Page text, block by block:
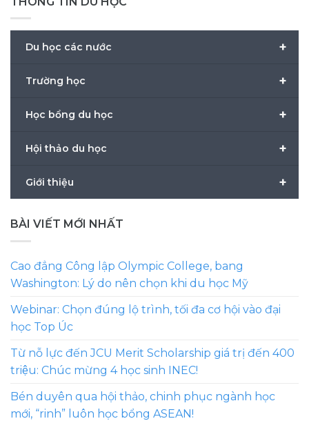
+
Du học các nước
+
Trường học
+
Học bổng du học
+
Hội thảo du học
+
Giới thiệu
BÀI VIẾT MỚI NHẤT
Cao đẳng Công lập Olympic College, bang
Washington: Lý do nên chọn khi du học Mỹ
Webinar: Chọn đúng lộ trình, tối đa cơ hội vào đại
học Top Úc
Từ nỗ lực đến JCU Merit Scholarship giá trị đến 400
triệu: Chúc mừng 4 học sinh INEC!
Bén duyên qua hội thảo, chinh phục ngành học
mới, “rinh” luôn học bổng ASEAN!